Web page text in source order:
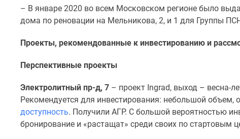
поселки
ипотеку
центры
Скидки
– В январе 2020 во всем Московском регионе было
дома по реновации на Мельникова, 2, и 1 для Группы
Проекты, рекомендованные к инвестированию и
Перспективные проекты
Электролитный пр-д, 7 – проект Ingrad, выход – весна-
Рекомендуется для инвестирования: небольшой объем,
доступность. Получили АГР. С большой вероятностью
бронирование и «растащат» среди своих по стартовым